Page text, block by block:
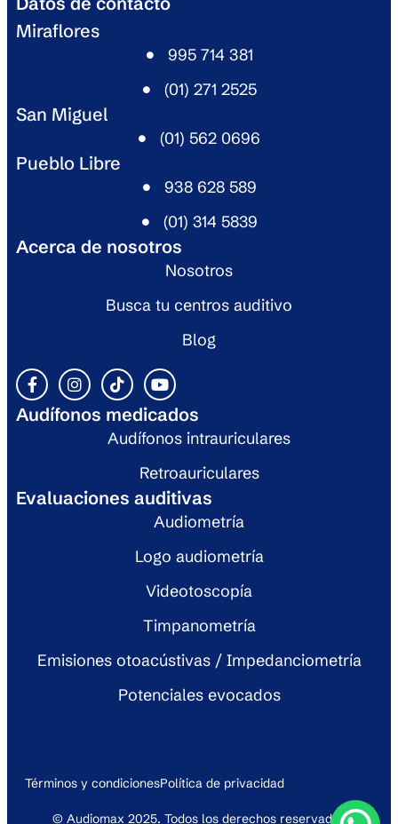
Acerca de nosotros
Nosotros
Busca tu centros auditivo
Blog
Audífonos medicados
Audífonos intrauriculares
Retroauriculares
Evaluaciones auditivas
Audiometría
Logo audiometría
Videotoscopía
Timpanometría
Emisiones otoacústivas / Impedanciometría
Potenciales evocados
Miraflores
995 714 381​
(01) 271 2525​
San Miguel​
(01) 562 0696​
Pueblo Libre​
938 628 589​
(01) 314 5839​
© Audiomax 2025. Todos los derechos reservados
Términos y condicionesPolítica de privacidad